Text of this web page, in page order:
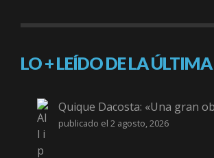
LO + LEÍDO DE LA
Quique Dacosta: «Una gran
publicado el 2 agosto, 2026